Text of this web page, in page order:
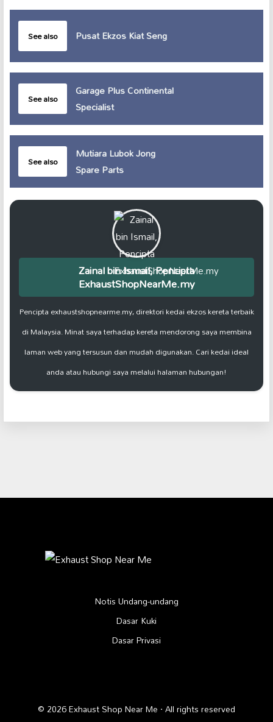
See also Pusat Ekzos Kiat Seng
See also
Garage Plus Continental
Specialist
See also
Mutiara Lubok Jong
Spare Parts
Zainal bin Ismail, Pencipta
ExhaustShopNearMe.my
Pencipta exhaustshopnearme.my, direktori kedai ekzos kereta terbaik
di Malaysia. Minat saya terhadap kereta mendorong saya membina
laman web yang tersusun dan mudah digunakan. Cari kedai ideal
anda atau hubungi saya melalui halaman hubungan!
Notis Undang-undang
Dasar Kuki
Dasar Privasi
© 2026 Exhaust Shop Near Me · All rights reserved